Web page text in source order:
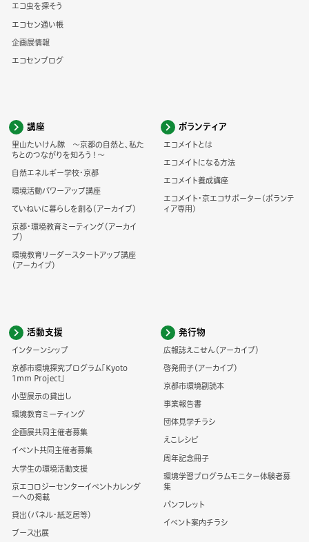
エコ虫を探そう
エコセン通い帳
企画展情報
エコセンブログ
講座
里山たいけん隊 ～京都の自然と、私た
ちとのつながりを知ろう！～
自然エネルギー学校・京都
環境活動パワーアップ講座
ていねいに暮らしを創る（アーカイブ）
京都・環境教育ミーティング（アーカイ
ブ）
環境教育リーダースタートアップ講座
（アーカイブ）
ボランティア
エコメイトとは
エコメイトになる方法
エコメイト養成講座
エコメイト・京エコサポーター(ボランテ
ィア専用)
活動支援
インターンシップ
京都市環境探究プログラム「Kyoto
1mm Project」
小型展示の貸出し
環境教育ミーティング
企画展共同主催者募集
イベント共同主催者募集
大学生の環境活動支援
京エコロジーセンターイベントカレンダ
ーへの掲載
貸出（パネル・紙芝居等）
ブース出展
発行物
広報誌えこせん（アーカイブ）
啓発冊子（アーカイブ）
京都市環境副読本
事業報告書
団体見学チラシ
えこレシピ
周年記念冊子
環境学習プログラムモニター体験者募
集
パンフレット
イベント案内チラシ